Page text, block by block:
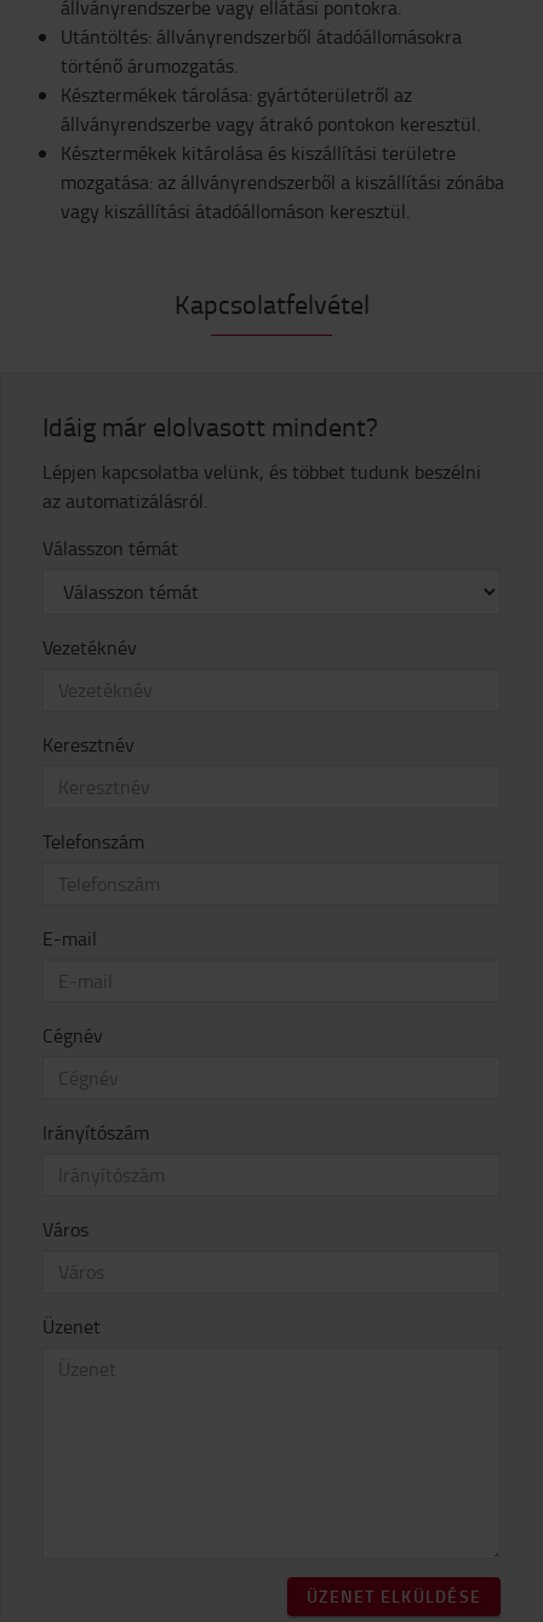
állványrendszerbe vagy ellátási pontokra.
Utántöltés: állványrendszerből átadóállomásokra
történő árumozgatás.
Késztermékek tárolása: gyártóterületről az
állványrendszerbe vagy átrakó pontokon keresztül.
Késztermékek kitárolása és kiszállítási területre
mozgatása: az állványrendszerből a kiszállítási zónába
vagy kiszállítási átadóállomáson keresztül.
Kapcsolatfelvétel
Idáig már elolvasott mindent?
Lépjen kapcsolatba velünk, és többet tudunk beszélni
az automatizálásról.
Válasszon témát
Vezetéknév
Keresztnév
Telefonszám
E-mail
Cégnév
Irányítószám
Város
Üzenet
ÜZENET ELKÜLDÉSE